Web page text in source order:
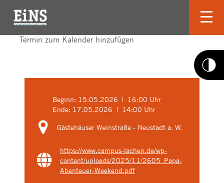
Termin zum Kalender hinzufügen
Beginn: 15.05.2026 | 16:00 Uhr
Ende: 17.05.2026 | 14:00 Uhr
Gästehäuser Weinstraße - Neustadt a. W.
https://www.campus-lachen.de/wp-
content/uploads/2025/11/2605_Papa-
Abenteuer-Weekend.pdf